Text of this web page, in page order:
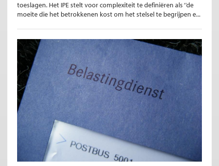
toeslagen. Het IPE stelt voor complexiteit te definiëren als ‘’de
moeite die het betrokkenen kost om het stelsel te begrijpen e...